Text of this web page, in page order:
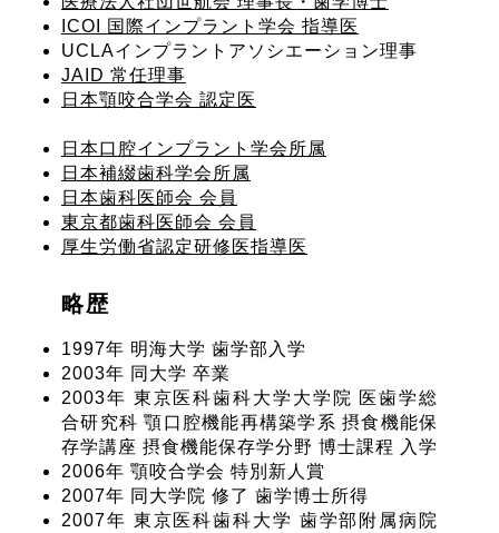
ICOI 国際インプラント学会 指導医
UCLAインプラントアソシエーション理事
JAID 常任理事
日本顎咬合学会 認定医
日本口腔インプラント学会所属
日本補綴歯科学会所属
日本歯科医師会 会員
東京都歯科医師会 会員
厚生労働省認定研修医指導医
略歴
1997年 明海大学 歯学部入学
2003年 同大学 卒業
2003年 東京医科歯科大学大学院 医歯学総
合研究科 顎口腔機能再構築学系 摂食機能保
存学講座 摂食機能保存学分野 博士課程 入学
2006年 顎咬合学会 特別新人賞
2007年 同大学院 修了 歯学博士所得
2007年 東京医科歯科大学 歯学部附属病院